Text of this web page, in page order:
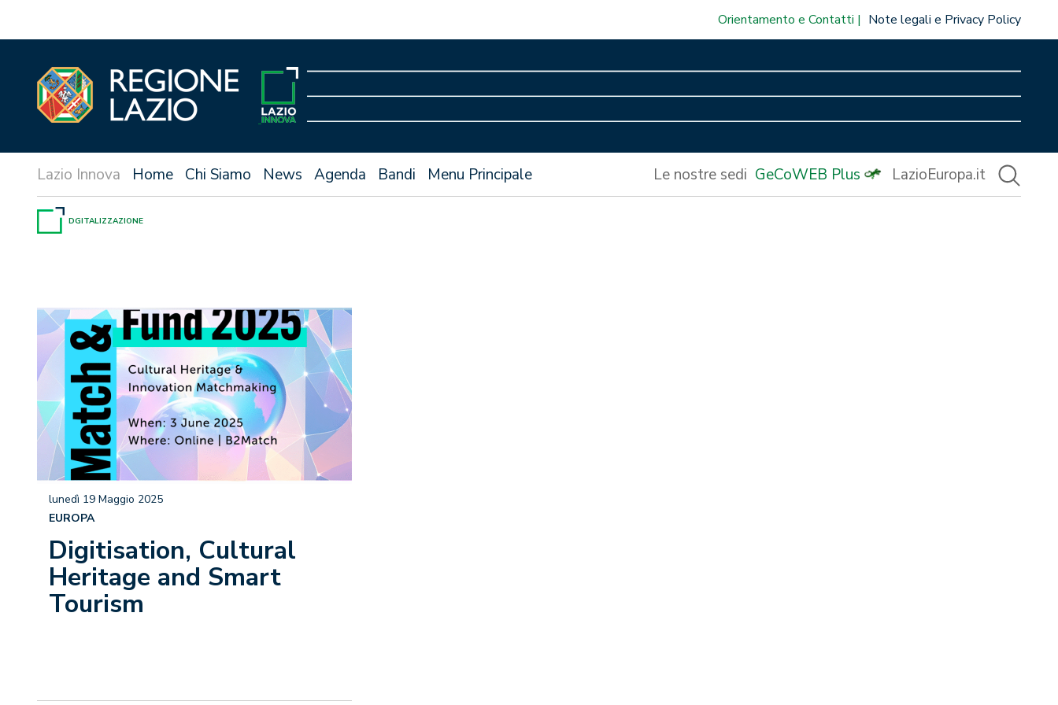
Orientamento e Contatti Note legali e Privacy Policy
Home Chi Siamo News Agenda Bandi Menu Principale Le nostre sedi GeCoWEB Plus LazioEuropa.it
DGITALIZZAZIONE
Digitisation, Cultural
Heritage and Smart
Tourism
lunedì 19 Maggio 2025
EUROPA